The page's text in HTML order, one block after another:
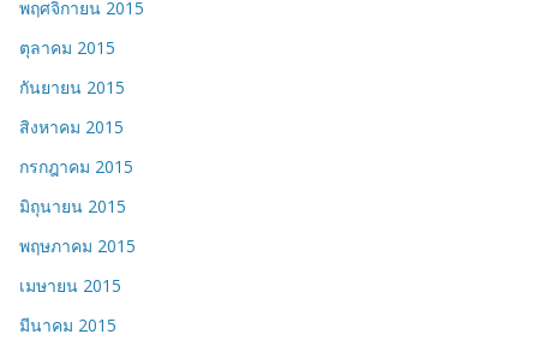
พฤศจิกายน 2015
ตุลาคม 2015
กันยายน 2015
สิงหาคม 2015
กรกฎาคม 2015
มิถุนายน 2015
พฤษภาคม 2015
เมษายน 2015
มีนาคม 2015